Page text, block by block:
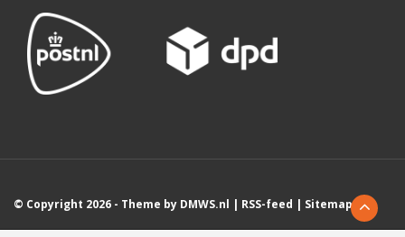
© Copyright 2026 - Theme by DMWS.nl | RSS-feed | Sitemap